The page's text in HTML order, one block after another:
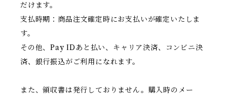
だけます。
支払時期：商品注文確定時にお支払いが確定いたしま
す。
その他、Pay IDあと払い、キャリア決済、コンビニ決
済、銀行振込がご利用になれます。
また、領収書は発行しておりません。購入時のメー